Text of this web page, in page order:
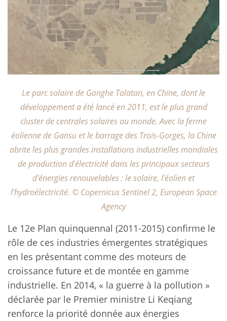
Le parc solaire de Gonghe Talatan, en Chine, dont le
développement a été lancé en 2011, est le plus grand
cluster de centrales solaires au monde. Avec la ferme
éolienne de Gansu et le barrage des Trois-Gorges, la Chine
abrite les plus grandes installations industrielles mondiales
de production d'électricité dans les principaux secteurs
d'énergies renouvelables : le solaire, l'éolien et
l'hydroélectricité. © Copernicus Sentinel 2, European Space
Agency
Le 12e Plan quinquennal (2011-2015) confirme le
rôle de ces industries émergentes stratégiques
en les présentant comme des moteurs de
croissance future et de montée en gamme
industrielle. En 2014, « la guerre à la pollution »
déclarée par le Premier ministre Li Keqiang
renforce la priorité donnée aux énergies